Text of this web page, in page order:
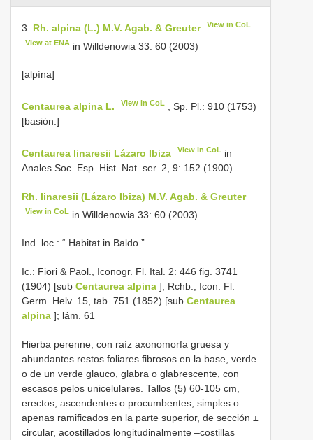
3. Rh. alpina (L.) M.V. Agab. & Greuter View in CoL
View at ENA in Willdenowia 33: 60 (2003)
[alpína]
Centaurea alpina L. View in CoL
, Sp. Pl.: 910 (1753)
[basión.]
Centaurea linaresii Lázaro Ibiza View in CoL in
Anales Soc. Esp. Hist. Nat. ser. 2, 9: 152 (1900)
Rh. linaresii (Lázaro Ibiza) M.V. Agab. & Greuter
View in CoL in Willdenowia 33: 60 (2003)
Ind. loc.: “ Habitat in Baldo ”
Ic.: Fiori & Paol., Iconogr. Fl. Ital. 2: 446 fig. 3741
(1904) [sub Centaurea alpina ]; Rchb., Icon. Fl.
Germ. Helv. 15, tab. 751 (1852) [sub Centaurea
alpina ]; lám. 61
Hierba perenne, con raíz axonomorfa gruesa y
abundantes restos foliares fibrosos en la base, verde
o de un verde glauco, glabra o glabrescente, con
escasos pelos unicelulares. Tallos (5) 60-105 cm,
erectos, ascendentes o procumbentes, simples o
apenas ramificados en la parte superior, de sección ±
circular, acostillados longitudinalmente –costillas